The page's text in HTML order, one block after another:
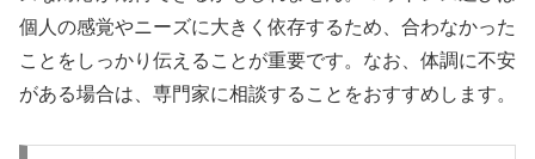
個人の感覚やニーズに大きく依存するため、合わなかった
ことをしっかり伝えることが重要です。なお、体調に不安
がある場合は、専門家に相談することをおすすめします。